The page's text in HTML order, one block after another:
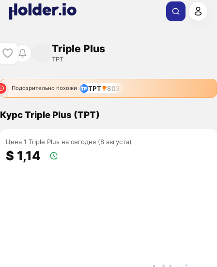
Triple Plus
TPT
Подозрительно похожи TPT 803
Курс Triple Plus (TPT)
Цена 1 Triple Plus на сегодня (8 августа)
$ 1,14